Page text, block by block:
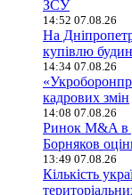
ЗСУ
14:52 07.08.26
На
купівлю
14:34 07.08.26
кадрових змін
14:08 07.08.26
Ринок M&A в
Борняков
13:49 07.08.26
Кількість